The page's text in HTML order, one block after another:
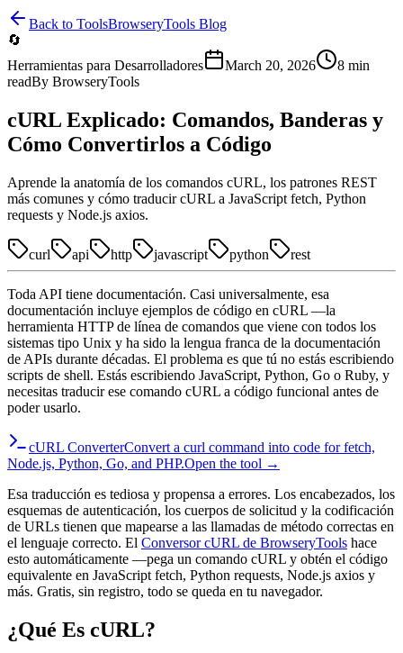
Back to ToolsBrowseryTools Blog
🔄
Herramientas para Desarrolladores
March 20, 2026 8 min
readBy BrowseryTools
cURL Explicado: Comandos, Banderas y
Cómo Convertirlos a Código
Aprende la anatomía de los comandos cURL, los patrones REST
más comunes y cómo traducir cURL a JavaScript fetch, Python
requests y Node.js axios.
curl api http javascript python rest
Toda API tiene documentación. Casi universalmente, esa
documentación incluye ejemplos de código en cURL —la
herramienta HTTP de línea de comandos que viene con todos los
sistemas tipo Unix y ha sido la lengua franca de la documentación
de APIs durante décadas. El problema es que tú no estás escribiendo
scripts de shell. Estás escribiendo JavaScript, Python, Go o Ruby, y
necesitas traducir ese comando cURL a código funcional antes de
poder usarlo.
cURL ConverterConvert a curl command into code for fetch,
Node.js, Python, Go, and PHP.Open the tool →
Esa traducción es tediosa y propensa a errores. Los encabezados, los
esquemas de autenticación, los cuerpos de solicitud y la codificación
de URLs tienen que mapearse a las llamadas de método correctas en
el lenguaje correcto. El Conversor cURL de BrowseryTools hace
esto automáticamente —pega un comando cURL y obtén el código
equivalente en JavaScript fetch, Python requests, Node.js axios y
más. Gratis, sin registro, todo se queda en tu navegador.
¿Qué Es cURL?